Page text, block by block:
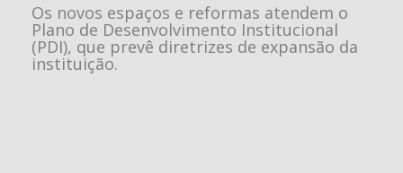
Os novos espaços e reformas atendem o
Plano de Desenvolvimento Institucional
(PDI), que prevê diretrizes de expansão da
instituição.